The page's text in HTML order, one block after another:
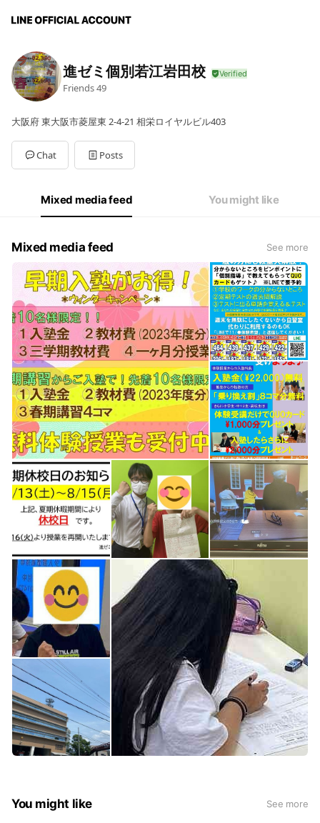
進ゼミ個別若江岩田校
Friends49
大阪府 東大阪市菱屋東 2-4-21 相栄ロイヤルビル403
Chat Posts
Mixed media feed You might like
Mixed media feed See more
You might like See more